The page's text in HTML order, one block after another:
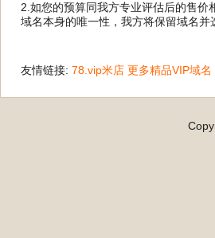
2.如您的预算同我方专业评估后的售
域名本身的唯一性，我方将保留域名
友情链接: 78.vip米店 更多精品VIP域名